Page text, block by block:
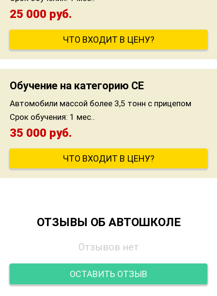
25 000 руб.
ЧТО ВХОДИТ В ЦЕНУ?
Обучение на категорию CE
Автомобили массой более 3,5 тонн с прицепом
Срок обучения: 1 мес..
35 000 руб.
ЧТО ВХОДИТ В ЦЕНУ?
ОТЗЫВЫ ОБ АВТОШКОЛЕ
Отзывов нет
ОСТАВИТЬ ОТЗЫВ